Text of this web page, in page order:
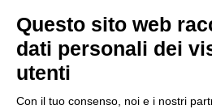
Soluzioni Custom
Soluzioni AI
Compliance
Questo sito web
dati personali dei
utenti
Con il tuo consenso, noi e i nostri